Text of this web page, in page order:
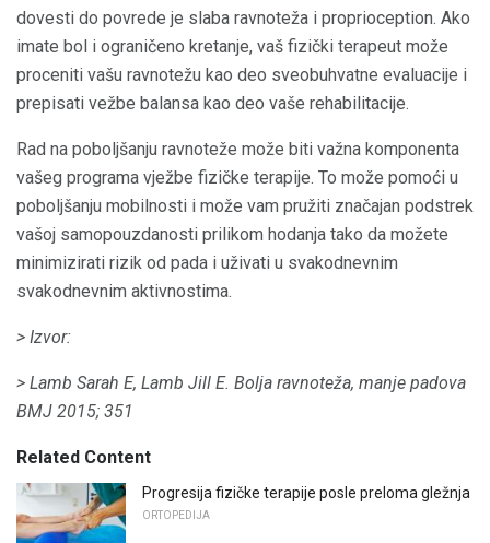
dovesti do povrede je slaba ravnoteža i proprioception. Ako
imate bol i ograničeno kretanje, vaš fizički terapeut može
proceniti vašu ravnotežu kao deo sveobuhvatne evaluacije i
prepisati vežbe balansa kao deo vaše rehabilitacije.
Rad na poboljšanju ravnoteže može biti važna komponenta
vašeg programa vježbe fizičke terapije. To može pomoći u
poboljšanju mobilnosti i može vam pružiti značajan podstrek
vašoj samopouzdanosti prilikom hodanja tako da možete
minimizirati rizik od pada i uživati ​​u svakodnevnim
svakodnevnim aktivnostima.
> Izvor:
> Lamb Sarah E, Lamb Jill E. Bolja ravnoteža, manje padova
BMJ 2015; 351
Related Content
Progresija fizičke terapije posle preloma gležnja
ORTOPEDIJA